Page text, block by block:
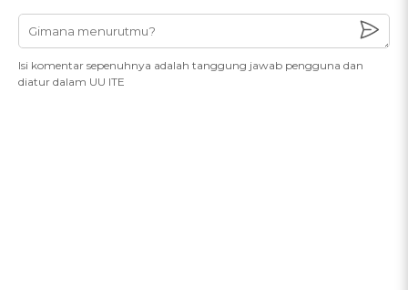
Isi komentar sepenuhnya adalah tanggung jawab pengguna dan
diatur dalam UU ITE